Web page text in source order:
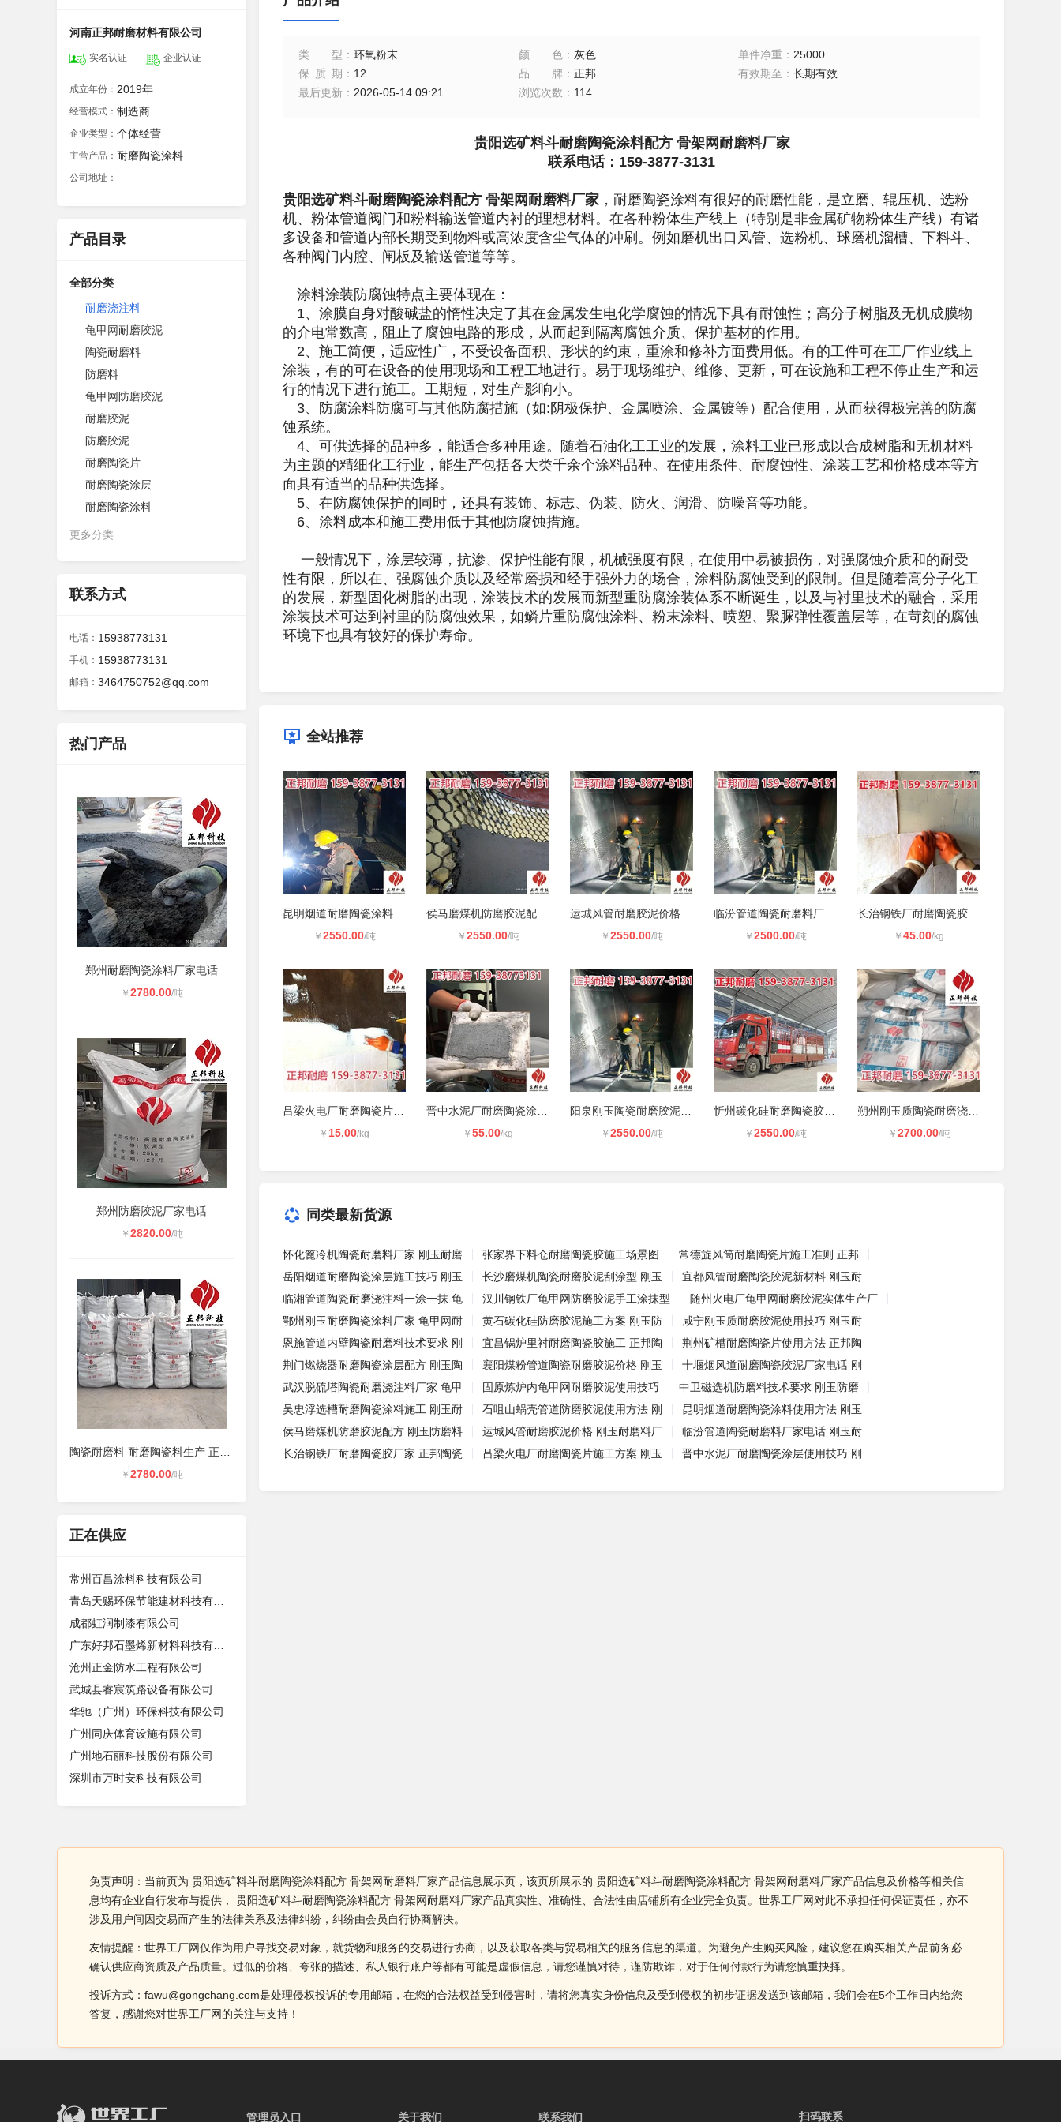
河南正邦耐磨材料有限公司
实名认证 企业认证
成立年份： 2019年
经营模式： 制造商
企业类型： 个体经营
主营产品： 耐磨陶瓷涂料
公司地址：
产品目录
全部分类
耐磨浇注料
龟甲网耐磨胶泥
陶瓷耐磨料
防磨料
龟甲网防磨胶泥
耐磨胶泥
防磨胶泥
耐磨陶瓷片
耐磨陶瓷涂层
耐磨陶瓷涂料
更多分类
联系方式
电话： 15938773131
手机： 15938773131
邮箱： 3464750752@qq.com
热门产品
郑州耐磨陶瓷涂料厂家电话
￥ 2780.00/吨
郑州防磨胶泥厂家电话
￥ 2820.00/吨
￥ 2780.00/吨
正在供应
常州百昌涂料科技有限公司
成都虹润制漆有限公司
沧州正金防水工程有限公司
武城县睿宸筑路设备有限公司
华驰（广州）环保科技有限公司
广州同庆体育设施有限公司
广州地石丽科技股份有限公司
深圳市万时安科技有限公司
类型 ： 环氧粉末 颜色： 灰色 单件净重 ： 25000
保质期 ： 12 品牌 ： 正邦 有效期至 ：长期有效
最后更新 ： 2026-05-14 09:21 浏览次数 ： 114
贵阳选矿料斗耐磨陶瓷涂料配方 骨架网耐磨料厂家
联系电话：159-3877-3131
贵阳选矿料斗耐磨陶瓷涂料配方 骨架网耐磨料厂家 ， 耐磨陶瓷涂料有很好的耐磨性能，是立磨、辊压机、选粉
机、粉体管道阀门和粉料输送管道内衬的理想材料。在各种粉体生产线上（特别是非金属矿物粉体生产线）有诸
多设备和管道内部长期受到物料或高浓度含尘气体的冲刷。例如磨机出口风管、选粉机、球磨机溜槽、下料斗、
各种阀门内腔、闸板及输送管道等等。
涂料涂装防腐蚀特点主要体现在：
1、涂膜自身对酸碱盐的惰性决定了其在金属发生电化学腐蚀的情况下具有耐蚀性；高分子树脂及无机成膜物
的介电常数高，阻止了腐蚀电路的形成，从而起到隔离腐蚀介质、保护基材的作用。
2、施工简便，适应性广，不受设备面积、形状的约束，重涂和修补方面费用低。有的工件可在工厂作业线上
涂装，有的可在设备的使用现场和工程工地进行。易于现场维护、维修、更新，可在设施和工程不停止生产和运
行的情况下进行施工。工期短，对生产影响小。
3、防腐涂料防腐可与其他防腐措施（如:阴极保护、金属喷涂、金属镀等）配合使用，从而获得极完善的防腐
蚀系统。
4、可供选择的品种多，能适合多种用途。随着石油化工工业的发展，涂料工业已形成以合成树脂和无机材料
为主题的精细化工行业，能生产包括各大类千余个涂料品种。在使用条件、耐腐蚀性、涂装工艺和价格成本等方
面具有适当的品种供选择。
5、在防腐蚀保护的同时，还具有装饰、标志、伪装、防火、润滑、防噪音等功能。
6、涂料成本和施工费用低于其他防腐蚀措施。
一般情况下，涂层较薄，抗渗、保护性能有限，机械强度有限，在使用中易被损伤，对强腐蚀介质和的耐受
性有限，所以在、强腐蚀介质以及经常磨损和经手强外力的场合，涂料防腐蚀受到的限制。但是随着高分子化工
的发展，新型固化树脂的出现，涂装技术的发展而新型重防腐涂装体系不断诞生，以及与衬里技术的融合，采用
涂装技术可达到衬里的防腐蚀效果，如鳞片重防腐蚀涂料、粉末涂料、喷塑、聚脲弹性覆盖层等，在苛刻的腐蚀
环境下也具有较好的保护寿命。
全站推荐
￥ 2550.00/吨 ￥ 2550.00/吨 ￥ 2550.00/吨 ￥ 2500.00/吨 ￥ 45.00/kg
￥ 15.00/kg ￥ 55.00/kg ￥ 2550.00/吨 ￥ 2550.00/吨 ￥ 2700.00/吨
同类最新货源
怀化篦冷机陶瓷耐磨料厂家 刚玉耐磨 张家界下料仓耐磨陶瓷胶施工场景图
常德旋风筒耐磨陶瓷片施工准则 正邦
岳阳烟道耐磨陶瓷涂层施工技巧 刚玉
长沙磨煤机陶瓷耐磨胶泥刮涂型 刚玉
宜都风管耐磨陶瓷胶泥新材料 刚玉耐
临湘管道陶瓷耐磨浇注料一涂一抹 龟
汉川钢铁厂龟甲网防磨胶泥手工涂抹型
随州火电厂龟甲网耐磨胶泥实体生产厂
鄂州刚玉耐磨陶瓷涂料厂家 龟甲网耐
黄石碳化硅防磨胶泥施工方案 刚玉防
咸宁刚玉质耐磨胶泥使用技巧 刚玉耐
恩施管道内壁陶瓷耐磨料技术要求 刚
宜昌锅炉里衬耐磨陶瓷胶施工 正邦陶
荆州矿槽耐磨陶瓷片使用方法 正邦陶
荆门燃烧器耐磨陶瓷涂层配方 刚玉陶
襄阳煤粉管道陶瓷耐磨胶泥价格 刚玉
十堰烟风道耐磨陶瓷胶泥厂家电话 刚
武汉脱硫塔陶瓷耐磨浇注料厂家 龟甲
固原炼炉内龟甲网耐磨胶泥使用技巧
中卫磁选机防磨料技术要求 刚玉防磨
吴忠浮选槽耐磨陶瓷涂料施工 刚玉耐
石咀山蜗壳管道防磨胶泥使用方法 刚
昆明烟道耐磨陶瓷涂料使用方法 刚玉
侯马磨煤机防磨胶泥配方 刚玉防磨料
运城风管耐磨胶泥价格 刚玉耐磨料厂
临汾管道陶瓷耐磨料厂家电话 刚玉耐
长治钢铁厂耐磨陶瓷胶厂家 正邦陶瓷
吕梁火电厂耐磨陶瓷片施工方案 刚玉 晋中水泥厂耐磨陶瓷涂层使用技巧 刚
免责声明：当前页为 贵阳选矿料斗耐磨陶瓷涂料配方 骨架网耐磨料厂家产品信息展示页，该页所展示的 贵阳选矿料斗耐磨陶瓷涂料配方 骨架网耐磨料厂家产品信息及价格等相关信
息均有企业自行发布与提供， 贵阳选矿料斗耐磨陶瓷涂料配方 骨架网耐磨料厂家产品真实性、准确性、合法性由店铺所有企业完全负责。世界工厂网对此不承担任何保证责任，亦不
涉及用户间因交易而产生的法律关系及法律纠纷，纠纷由会员自行协商解决。
友情提醒：世界工厂网仅作为用户寻找交易对象，就货物和服务的交易进行协商，以及获取各类与贸易相关的服务信息的渠道。为避免产生购买风险，建议您在购买相关产品前务必
确认供应商资质及产品质量。过低的价格、夸张的描述、私人银行账户等都有可能是虚假信息，请您谨慎对待，谨防欺诈，对于任何付款行为请您慎重抉择。
投诉方式：fawu@gongchang.com是处理侵权投诉的专用邮箱，在您的合法权益受到侵害时，请将您真实身份信息及受到侵权的初步证据发送到该邮箱，我们会在5个工作日内给您
答复，感谢您对世界工厂网的关注与支持！
管理员入口 关于我们 联系我们 扫码联系